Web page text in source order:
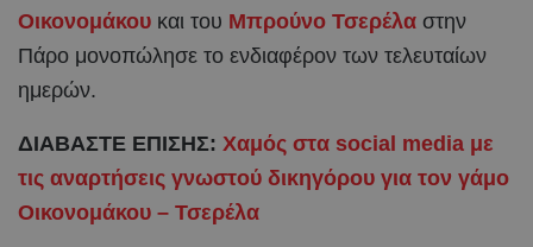
Οικονομάκου και του Μπρούνο Τσερέλα στην
Πάρο μονοπώλησε το ενδιαφέρον των τελευταίων
ημερών.
ΔΙΑΒΑΣΤΕ ΕΠΙΣΗΣ: Χαμός στα social media με
τις αναρτήσεις γνωστού δικηγόρου για τον γάμο
Οικονομάκου – Τσερέλα